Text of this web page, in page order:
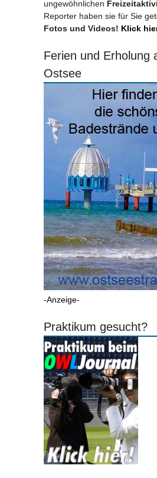
ungewöhnlichen
Reporter haben sie für Sie
Fotos und Videos! Klick
Ferien und Erholung
Ostsee
-Anzeige-
Praktikum gesucht?